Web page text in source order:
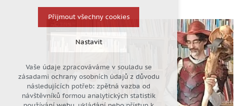
Přijmout všechny cookies
Nastavit
Technická cookies
nutná pro provozování webu
udržení kontextu stránek (session):
Vaše údaje zpracováváme v souladu se
zásadami ochrany osobních údajů z důvodu
následujících potřeb: zpětná vazba od
návštěvníků formou analytických statistik